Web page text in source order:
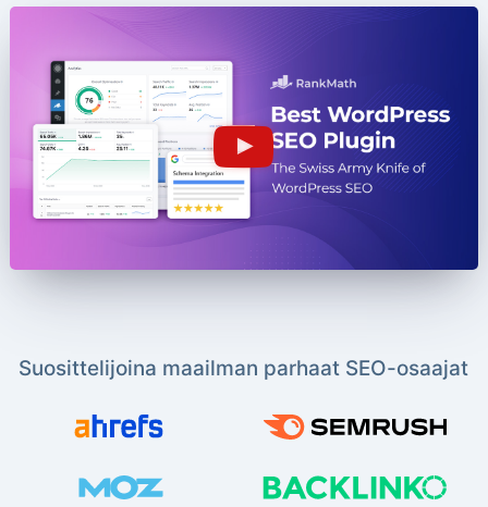
Suosittelijoina maailman parhaat SEO-osaajat